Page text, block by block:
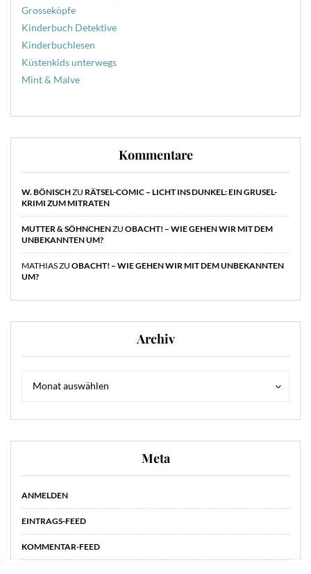
Grosseköpfe
Kinderbuch Detektive
Kinderbuchlesen
Küstenkids unterwegs
Mint & Malve
Kommentare
W. BÖNISCHZU RÄTSEL-COMIC – LICHT INS DUNKEL: EIN GRUSEL-
KRIMI ZUM MITRATEN
MUTTER & SÖHNCHENZU OBACHT! – WIE GEHEN WIR MIT DEM
UNBEKANNTEN UM?
MATHIASZU OBACHT! – WIE GEHEN WIR MIT DEM UNBEKANNTEN
UM?
Archiv
Monat auswählen
Meta
ANMELDEN
EINTRAGS-FEED
KOMMENTAR-FEED